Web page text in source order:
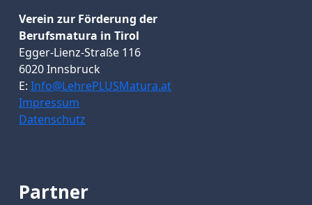
Verein zur Förderung der
Berufsmatura in Tirol
Egger-Lienz-Straße 116
6020 Innsbruck
E: Info@LehrePLUSMatura.at
Impressum
Datenschutz
Partner